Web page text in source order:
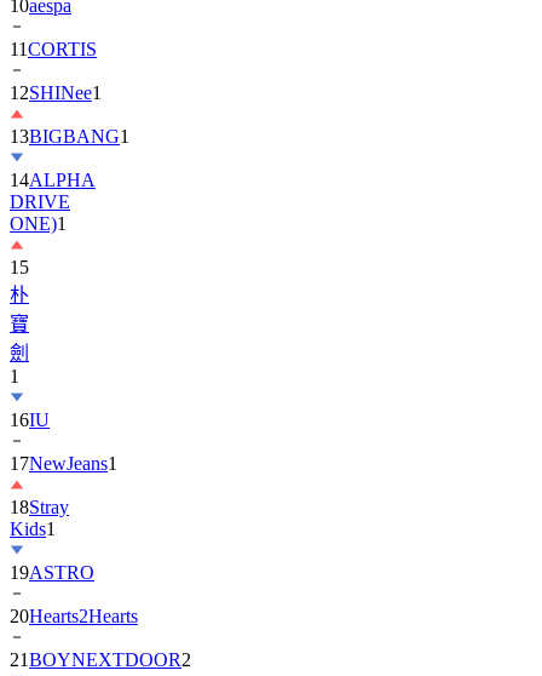
11CORTIS
12SHINee1
13BIGBANG
14ALPHA
DRIVE
ONE)1
15
朴
寶
劍
1
16
17NewJeans
18Stray
Kids
19ASTRO
20Hearts2Hearts
21BOYNEXTDOOR
22